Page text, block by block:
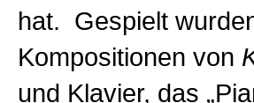
hat. Gespielt
Kompositionen von
und Klavier, das